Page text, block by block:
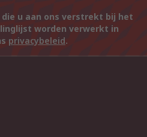
u aan ons verstrekt bij het
worden verwerkt in
privacybeleid.